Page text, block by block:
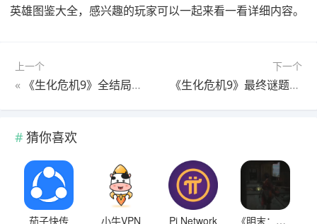
英雄图鉴大全，感兴趣的玩家可以一起来看一看详细内容。
上一个
« 《生化危机9》全结局视频分享
下一个
《生化危机9》最终谜题思路探究
猜你喜欢
茄子快传 小牛VPN Pi Network 《明末：渊虚之羽》全护甲获取位置介绍